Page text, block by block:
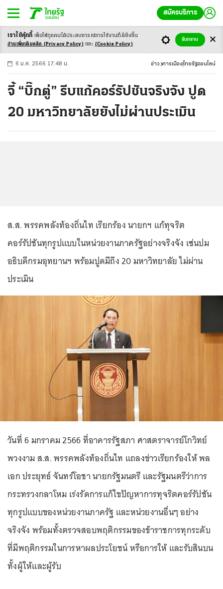
สมัครบริการ
-ก ก ก+
6 ม.ค. 2566 17:48 น. ข่าว การเมือง ไทยรัฐออนไลน์
จี้ “บิ๊กตู่” รีบแก้คอร์รัปชันจริงจัง ปูด
20 มหาวิทยาลัยยังไม่ผ่านประเมิน
ส.ส. พรรคพลังท้องถิ่นไท เรียกร้อง นายกฯ แก้ทุจริต
คอร์รัปชันทุกรูปแบบในหน่วยงานภาครัฐอย่างจริงจัง เซ่นปม
อธิบดีกรมอุทยานฯ พร้อมปูดมีถึง 20 มหาวิทยาลัย ไม่ผ่าน
ประเมิน
วันที่ 6 มกราคม 2566 ที่อาคารรัฐสภา ศาสตราจารย์โกวิทย์
พวงงาม ส.ส. พรรคพลังท้องถิ่นไท แถลงข่าวเรียกร้องให้ พล
เอก ประยุทธ์ จันทร์โอชา นายกรัฐมนตรี และรัฐมนตรีว่าการ
กระทรวงกลาโหม เร่งรัดการแก้ไขปัญหาการทุจริตคอร์รัปชัน
ทุกรูปแบบของหน่วยงานภาครัฐ และหน่วยงานอื่นๆ อย่าง
จริงจัง พร้อมทั้งตรวจสอบพฤติกรรมของข้าราชการทุกระดับ
ที่มีพฤติกรรมในการหาผลประโยชน์ หรือการให้ และรับสินบน
ทั้งผู้ให้และผู้รับ
เราใช้คุ้กกี้ เพื่อให้ทุกคนได้ประสบการณ์การใช้งานที่ดียิ่งขึ้น
อ่านเพิ่มเติมคลิก (Privacy Policy) และ (Cookie Policy)
รับทราบ